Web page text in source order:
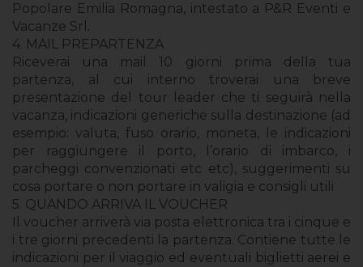
Popolare Emilia Romagna, intestato a P&R Eventi e
Vacanze Srl.
4. MAIL PREPARTENZA
Riceverai una mail 10 giorni prima della tua
partenza, al cui interno troverai una breve
presentazione del tour leader che ti seguirà nella
vacanza, indicazioni generiche sulla destinazione (ad
esempio: valuta, fuso orario, moneta, le indicazioni
per raggiungere il porto, l’orario di imbarco, i
parcheggi convenzionati etc etc), suggerimenti su
cosa portare o non portare in valigia e consigli utili
5. QUANDO ARRIVA IL VOUCHER
Il voucher arriverà via posta elettronica tra i cinque e
i tre giorni precedenti la partenza. Contiene tutte le
indicazioni per il viaggio ed eventuali biglietti aerei e